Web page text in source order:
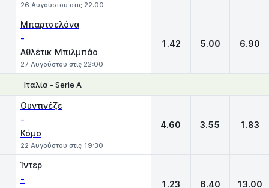
26 Αυγούστου στις 22:00
Μπαρτσελόνα
-
Αθλέτικ Μπιλμπάο
27 Αυγούστου στις 22:00
1.42 5.00 6.90
Ιταλία - Serie A
Ουντινέζε
-
Κόμο
22 Αυγούστου στις 19:30
4.60 3.55 1.83
Ίντερ
- 1.23 6.40 13.00